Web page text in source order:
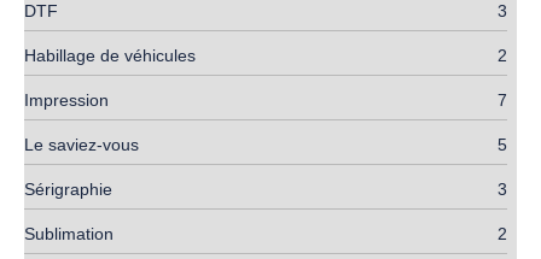
DTF 3
Habillage de véhicules 2
Impression 7
Le saviez-vous 5
Sérigraphie 3
Sublimation 2